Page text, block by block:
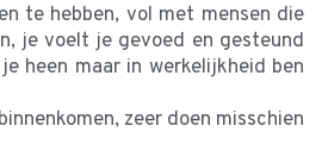
te hebben, vol met mensen die
je voelt je gevoed en gesteund
heen maar in werkelijkheid ben
zeer doen misschien